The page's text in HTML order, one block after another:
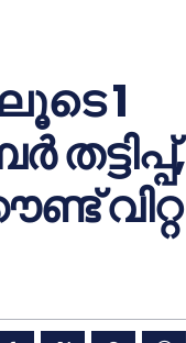
1
വിറ്റ